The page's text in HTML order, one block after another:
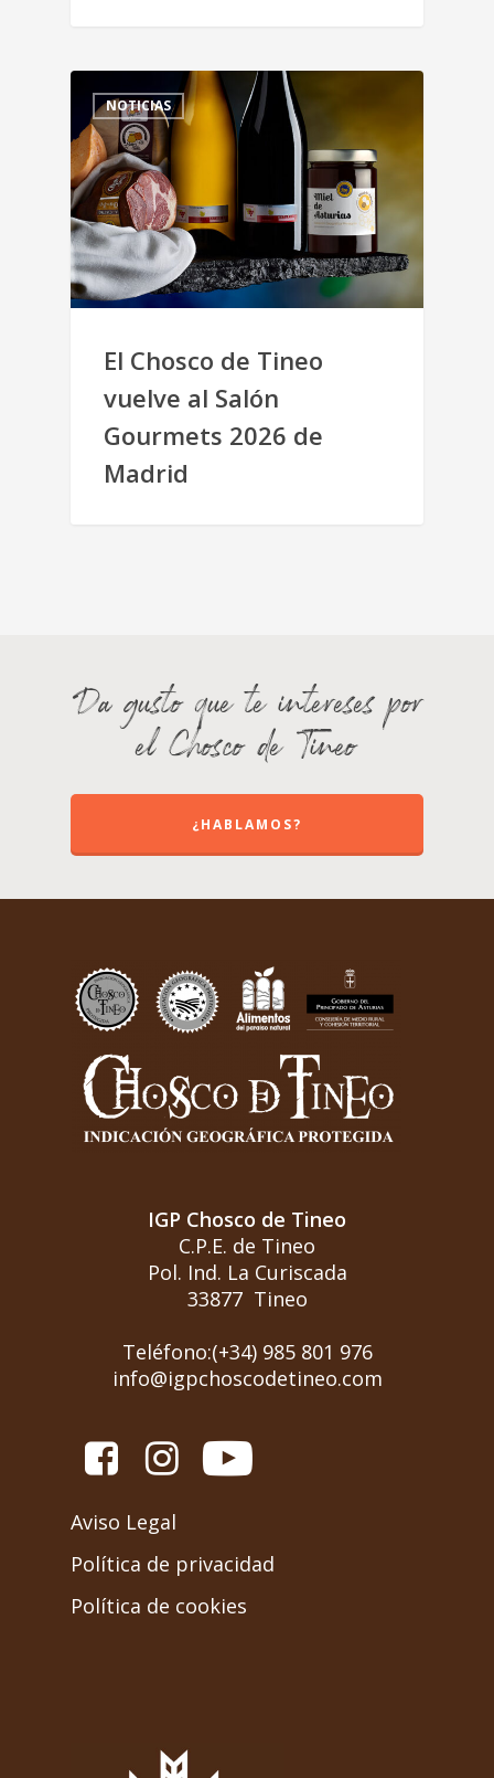
NOTICIAS
El Chosco de Tineo
vuelve al Salón
Gourmets 2026 de
Madrid
Da gusto que te intereses por
el Chosco de Tineo
¿HABLAMOS?
IGP Chosco de Tineo
C.P.E. de Tineo
Pol. Ind. La Curiscada
33877 Tineo
Teléfono:(+34) 985 801 976
info@igpchoscodetineo.com
Aviso Legal
Política de privacidad
Política de cookies